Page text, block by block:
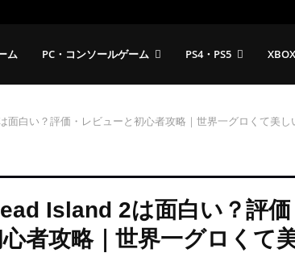
ム PC・コンソールゲーム PS4・PS5 XBOX
面白い？評価・レビューと初心者攻略｜世界一グロくて美し
Island 2は面白い？評価
者攻略｜世界一グロくて